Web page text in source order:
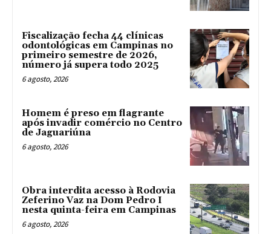
Fiscalização fecha 44 clínicas
odontológicas em Campinas no
primeiro semestre de 2026,
número já supera todo 2025
6 agosto, 2026
Homem é preso em flagrante
após invadir comércio no Centro
de Jaguariúna
6 agosto, 2026
Obra interdita acesso à Rodovia
Zeferino Vaz na Dom Pedro I
nesta quinta-feira em Campinas
6 agosto, 2026